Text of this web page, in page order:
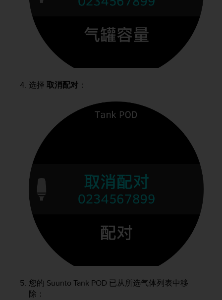
选择 取消配对：
您的 Suunto Tank POD 已从所选气体列表中移
除：